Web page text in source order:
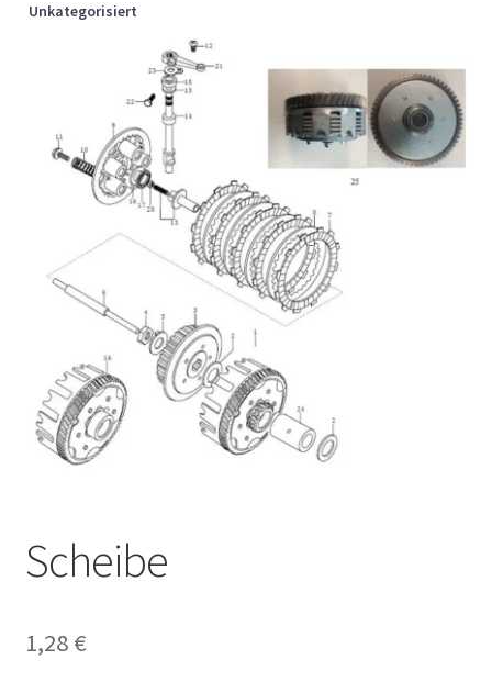
Unkategorisiert
Scheibe
1,28 €